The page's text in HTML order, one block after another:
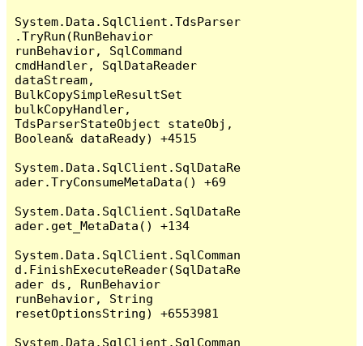
System.Data.SqlClient.TdsParser
.TryRun(RunBehavior
runBehavior, SqlCommand
cmdHandler, SqlDataReader
dataStream,
BulkCopySimpleResultSet
bulkCopyHandler,
TdsParserStateObject stateObj,
Boolean& dataReady) +4515
System.Data.SqlClient.SqlDataRe
ader.TryConsumeMetaData() +69
System.Data.SqlClient.SqlDataRe
ader.get_MetaData() +134
System.Data.SqlClient.SqlComman
d.FinishExecuteReader(SqlDataRe
ader ds, RunBehavior
runBehavior, String
resetOptionsString) +6553981
System.Data.SqlClient.SqlComman